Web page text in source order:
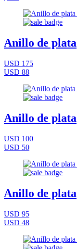
Anillo de plata
USD 175
USD 88
Anillo de plata
USD 100
USD 50
Anillo de plata
USD 95
USD 48